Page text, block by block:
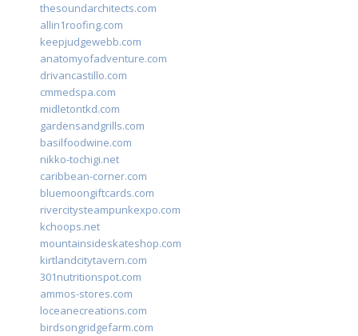
thesoundarchitects.com
allin1roofing.com
keepjudgewebb.com
anatomyofadventure.com
drivancastillo.com
cmmedspa.com
midletontkd.com
gardensandgrills.com
basilfoodwine.com
nikko-tochigi.net
caribbean-corner.com
bluemoongiftcards.com
rivercitysteampunkexpo.com
kchoops.net
mountainsideskateshop.com
kirtlandcitytavern.com
301nutritionspot.com
ammos-stores.com
loceanecreations.com
birdsongridgefarm.com